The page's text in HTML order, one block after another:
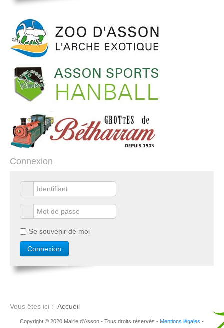
Connexion
Se souvenir de moi
Vous êtes ici : Accueil
Copyright © 2020 Mairie d'Asson - Tous droits réservés - Mentions légales -